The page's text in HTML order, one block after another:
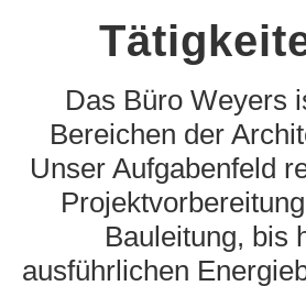
Das Büro Weyers
Bereichen der
Unser Aufgabenfeld
Bauleitung, bis
ausführlichen